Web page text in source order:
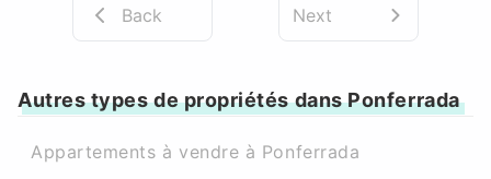
Back Next
Autres types de propriétés dans Ponferrada
Appartements à vendre à Ponferrada